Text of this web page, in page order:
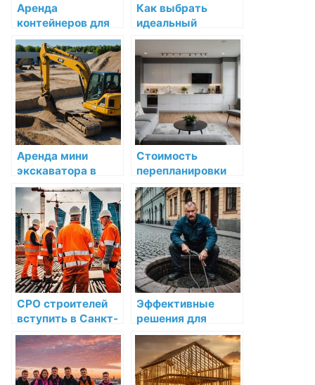
Аренда
контейнеров для
экспорта:
практическое
руководство
Как выбрать
идеальный
контейнер для
аренды:
практическое
руководство
Аренда мини
экскаватора в
Москве и
Московской
области: Все, что
необходимо знать
Стоимость
перепланировки
квартиры в Санкт-
Петербурге: какие
расходы ждать
при согласовании и
узаконивании?
СРО строителей
вступить в Санкт-
Петербурге —
получить допуск
на строительные
работы
Эффективные
решения для
прочистки
канализации в
Санкт-Петербурге
и области